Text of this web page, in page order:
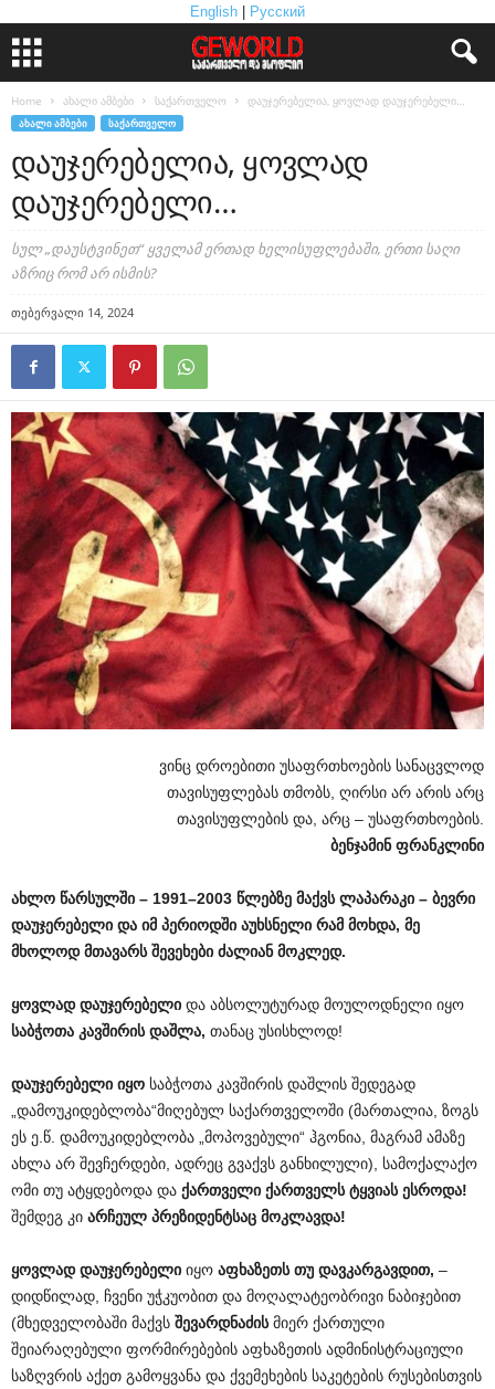
English Русский
Home ახალი ამბები საქართველო დაუჯერებელია, ყოვლად დაუჯერებელი…
ᲐᲮᲐᲚᲘ ᲐᲛᲑᲔᲑᲘ ᲡᲐᲥᲐᲠᲗᲕᲔᲚᲝ
დაუჯერებელია, ყოვლად
დაუჯერებელი…
სულ „დაუსტვინეთ“ ყველამ ერთად ხელისუფლებაში, ერთი საღი
აზრიც რომ არ ისმის?
თებერვალი 14, 2024
ვინც დროებითი უსაფრთხოების სანაცვლოდ
თავისუფლებას თმობს, ღირსი არ არის არც
თავისუფლების და, არც – უსაფრთხოების.
ბენჯამინ ფრანკლინი
ახლო წარსულში – 1991–2003 წლებზე მაქვს ლაპარაკი – ბევრი
დაუჯერებელი და იმ პერიოდში აუხსნელი რამ მოხდა, მე
მხოლოდ მთავარს შევეხები ძალიან მოკლედ.
ყოვლად დაუჯერებელი და აბსოლუტურად მოულოდნელი იყო
საბჭოთა კავშირის დაშლა, თანაც უსისხლოდ!
დაუჯერებელი იყო საბჭოთა კავშირის დაშლის შედეგად
„დამოუკიდებლობა“მიღებულ საქართველოში (მართალია, ზოგს
ეს ე.წ. დამოუკიდებლობა „მოპოვებული“ ჰგონია, მაგრამ ამაზე
ახლა არ შევჩერდები, ადრეც გვაქვს განხილული), სამოქალაქო
ომი თუ ატყდებოდა და ქართველი ქართველს ტყვიას ესროდა!
შემდეგ კი არჩეულ პრეზიდენტსაც მოკლავდა!
ყოვლად დაუჯერებელი იყო აფხაზეთს თუ დავკარგავდით, –
დიდწილად, ჩვენი უჭკუობით და მოღალატეობრივი ნაბიჯებით
(მხედველობაში მაქვს შევარდნაძისმიერ ქართული
შეიარაღებული ფორმირებების აფხაზეთის ადმინისტრაციული
საზღვრის აქეთ გამოყვანა და ქვემეხების საკეტების რუსებისთვის